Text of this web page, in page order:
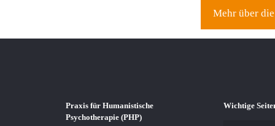
Mehr über
Praxis für Humanistische
Psychotherapie (PHP)
Wichtige